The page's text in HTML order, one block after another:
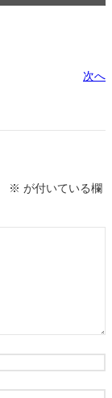
次へ
※ が付いている欄